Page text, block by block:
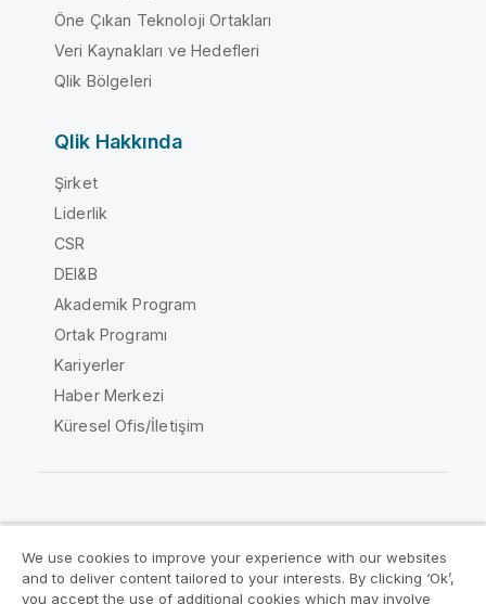
Öne Çıkan Teknoloji Ortakları
Veri Kaynakları ve Hedefleri
Qlik Bölgeleri
Qlik Hakkında
Şirket
Liderlik
CSR
DEI&B
Akademik Program
Ortak Programı
Kariyerler
Haber Merkezi
Küresel Ofis/İletişim
Yasal sözleşmeler Ürün Koşulları
We use cookies to improve your experience with our websites
and to deliver content tailored to your interests. By clicking ‘Ok’,
you accept the use of additional cookies which may involve